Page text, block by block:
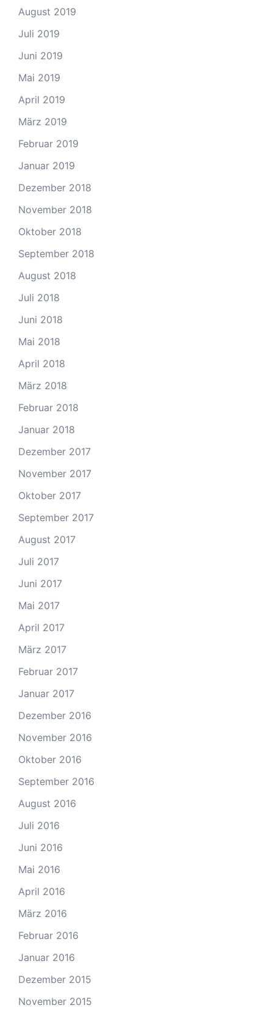
August 2019
Juli 2019
Juni 2019
Mai 2019
April 2019
März 2019
Februar 2019
Januar 2019
Dezember 2018
November 2018
Oktober 2018
September 2018
August 2018
Juli 2018
Juni 2018
Mai 2018
April 2018
März 2018
Februar 2018
Januar 2018
Dezember 2017
November 2017
Oktober 2017
September 2017
August 2017
Juli 2017
Juni 2017
Mai 2017
April 2017
März 2017
Februar 2017
Januar 2017
Dezember 2016
November 2016
Oktober 2016
September 2016
August 2016
Juli 2016
Juni 2016
Mai 2016
April 2016
März 2016
Februar 2016
Januar 2016
Dezember 2015
November 2015